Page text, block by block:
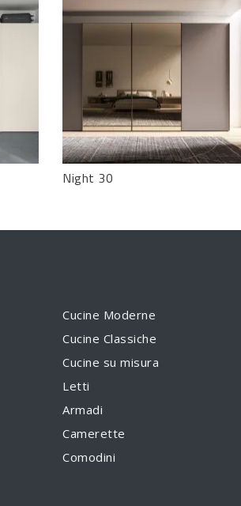
Night 30
Cucine Moderne
Cucine Classiche
Cucine su misura
Letti
Armadi
Camerette
Comodini